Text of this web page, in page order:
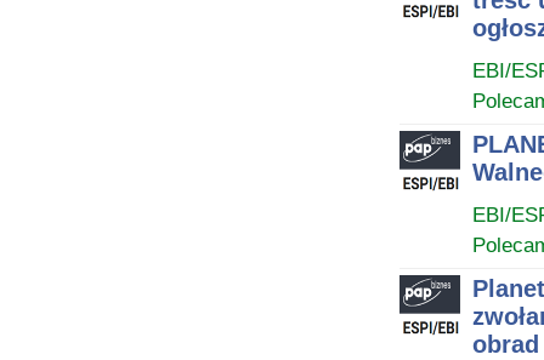
EBI/
EBI/
obrad